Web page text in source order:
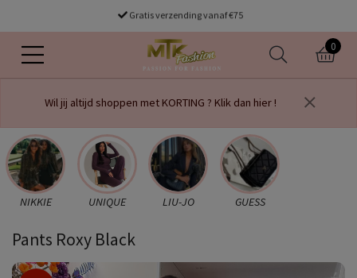
Gratis verzending vanaf €75
0
Wil jij altijd shoppen met KORTING ? Klik dan hier !
NIKKIE UNIQUE LIU-JO GUESS
Pants Roxy Black